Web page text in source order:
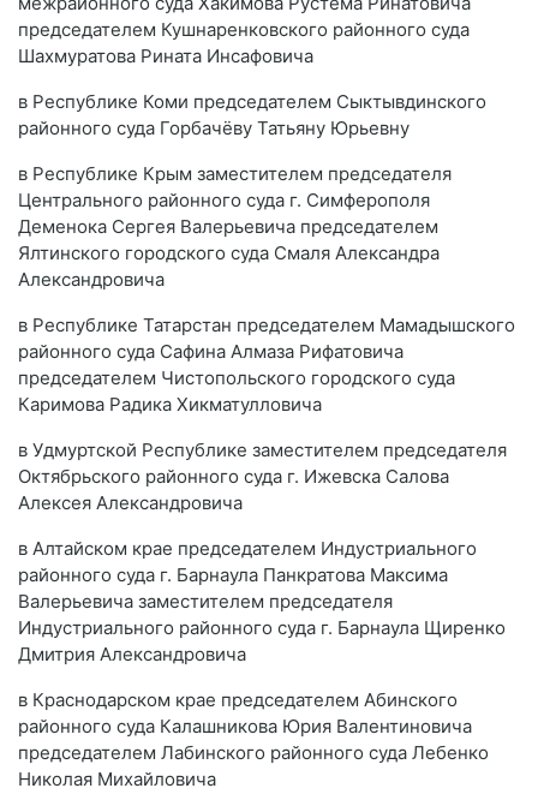
председателем Кушнаренковского районного суда
Шахмуратова Рината Инсафовича
в Республике Коми председателем Сыктывдинского
районного суда Горбачёву Татьяну Юрьевну
в Республике Крым заместителем председателя
Центрального районного суда г. Симферополя
Деменока Сергея Валерьевича председателем
Ялтинского городского суда Смаля Александра
Александровича
в Республике Татарстан председателем Мамадышского
районного суда Сафина Алмаза Рифатовича
председателем Чистопольского городского суда
Каримова Радика Хикматулловича
в Удмуртской Республике заместителем председателя
Октябрьского районного суда г. Ижевска Салова
Алексея Александровича
в Алтайском крае председателем Индустриального
районного суда г. Барнаула Панкратова Максима
Валерьевича заместителем председателя
Индустриального районного суда г. Барнаула Щиренко
Дмитрия Александровича
в Краснодарском крае председателем Абинского
районного суда Калашникова Юрия Валентиновича
председателем Лабинского районного суда Лебенко
Николая Михайловича